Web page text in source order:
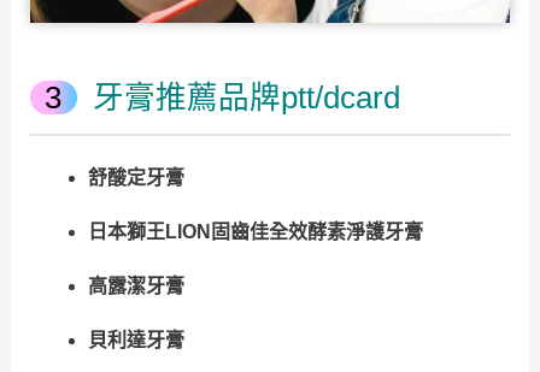
牙膏推薦品牌ptt/dcard
舒酸定牙膏
日本獅王LION固齒佳全效酵素淨護牙膏
高露潔牙膏
貝利達牙膏